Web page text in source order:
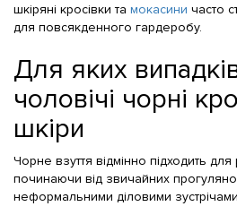
шкіряні кросівки та мокасини часто
для повсякденного гардеробу.
Для яких
чоловічі чорні
шкіри
Чорне взуття відмінно підходить для
починаючи від звичайних
неформальними діловими